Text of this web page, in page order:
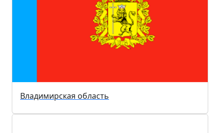
Владимирская область